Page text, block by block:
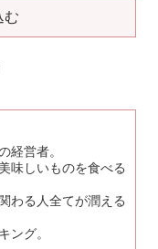
む
経営者。
味しいものを食べる
わる人全てが潤える
ング。